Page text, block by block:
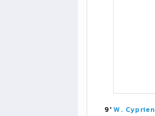
9'W. Cyprien